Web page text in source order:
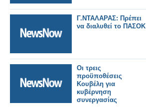
Γ.ΝΤΑΛΑΡΑΣ: Πρέπει
να διαλυθεί το ΠΑΣΟΚ
Οι τρεις
προϋποθέσεις
Κουβέλη για
κυβέρνηση
συνεργασίας